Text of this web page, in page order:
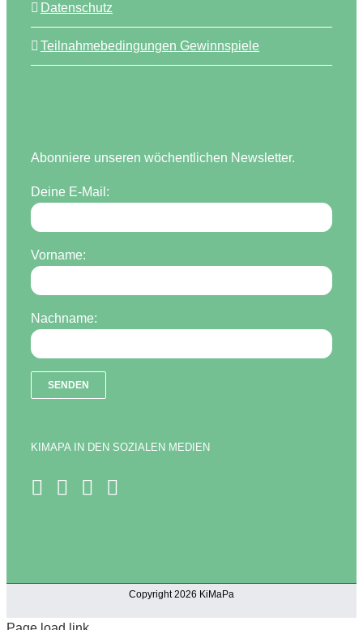
Datenschutz
Teilnahmebedingungen Gewinnspiele
Abonniere unseren wöchentlichen Newsletter.
Deine E-Mail:
Vorname:
Nachname:
KIMAPA IN DEN SOZIALEN MEDIEN
Copyright 2026 KiMaPa